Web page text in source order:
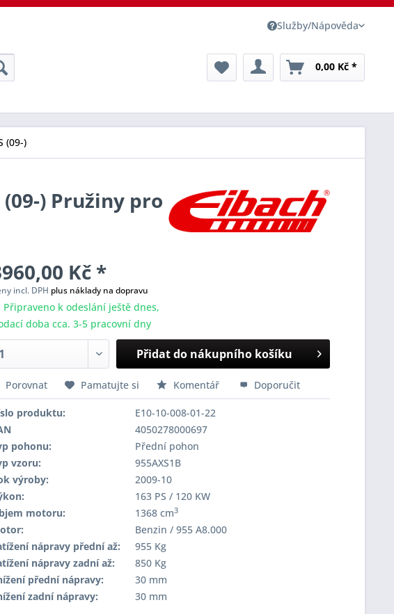
Služby/Nápověda
0,00 Kč *
(09-)
(09-) Pružiny pro
Kč *
incl. DPH plus náklady na dopravu
Připraveno k odeslání ještě dnes,
doba cca. 3-5 pracovní dny
Přidat do nákupního košíku
Porovnat Pamatujte si Komentář Doporučit
produktu:
E10-10-008-01-22
4050278000697
pohonu:
Přední pohon
vzoru:
955AXS1B
výroby:
2009-10
163 PS / 120 KW
motoru:
1368 cm3
Benzin / 955 A8.000
nápravy přední až:
955 Kg
nápravy zadní až:
850 Kg
přední nápravy:
30 mm
zadní nápravy:
30 mm